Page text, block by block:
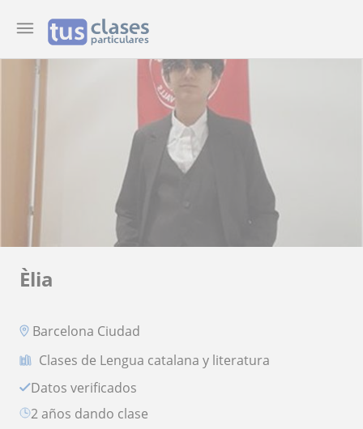
Èlia
Barcelona Ciudad
Clases de Lengua catalana y literatura
Datos verificados
2 años dando clase